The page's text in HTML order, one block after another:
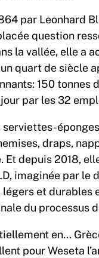
par Leonhard
question
la vallée, elle a
quart de siècle
150
par les 32
serviettes-
draps,
Et depuis 2018,
imaginée par
et durables
du processus
en…
pour Weseta